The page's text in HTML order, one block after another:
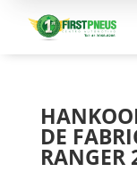
DE
RANGER